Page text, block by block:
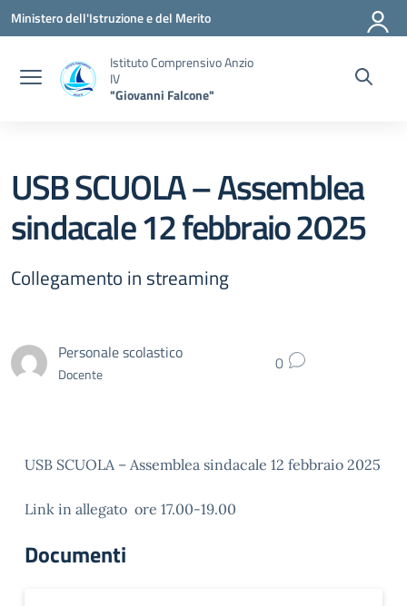
Vai ai contenuti
Vai al menu di navigazione
Vai al footer
Ministero dell'Istruzione e del Merito
Istituto Comprensivo Anzio
IV
"Giovanni Falcone"
USB SCUOLA – Assemblea
sindacale 12 febbraio 2025
Collegamento in streaming
Personale scolastico
Docente 0
USB SCUOLA – Assemblea sindacale 12 febbraio 2025
Link in allegato ore 17.00-19.00
Documenti